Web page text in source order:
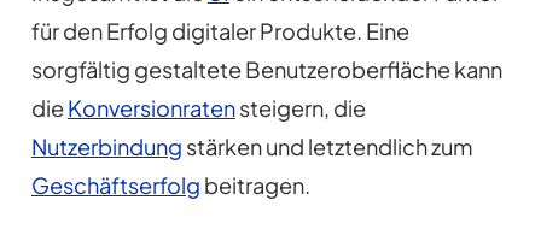
für den Erfolg digitaler Produkte. Eine
sorgfältig gestaltete Benutzeroberfläche kann
dieKonversionratensteigern, die
Nutzerbindung stärken und letztendlich zum
Geschäftserfolg beitragen.